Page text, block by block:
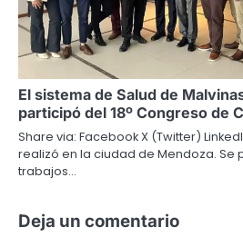
El sistema de Salud de
participó del 18º Congreso de
Share via: Facebook X (Twitter)
realizó en la ciudad de Mendoza. Se
trabajos…
Deja un comentario